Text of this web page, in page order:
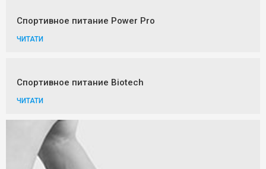
Спортивное питание Power Pro
ЧИТАТИ
Спортивное питание Biotech
ЧИТАТИ